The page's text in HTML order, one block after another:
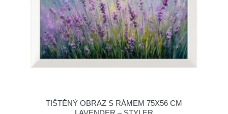
TIŠTĚNÝ OBRAZ S RÁMEM 75X56 CM